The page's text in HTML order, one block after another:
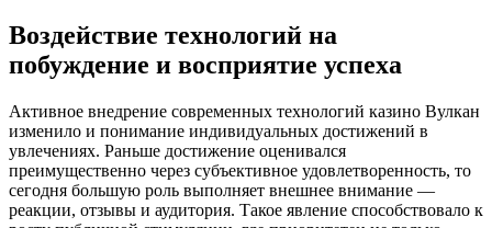
Воздействие технологий на
побуждение и восприятие успеха
Активное внедрение современных технологий казино Вулкан
изменило и понимание индивидуальных достижений в
увлечениях. Раньше достижение оценивался
преимущественно через субъективное удовлетворенность, то
сегодня большую роль выполняет внешнее внимание —
реакции, отзывы и аудитория. Такое явление способствовало к